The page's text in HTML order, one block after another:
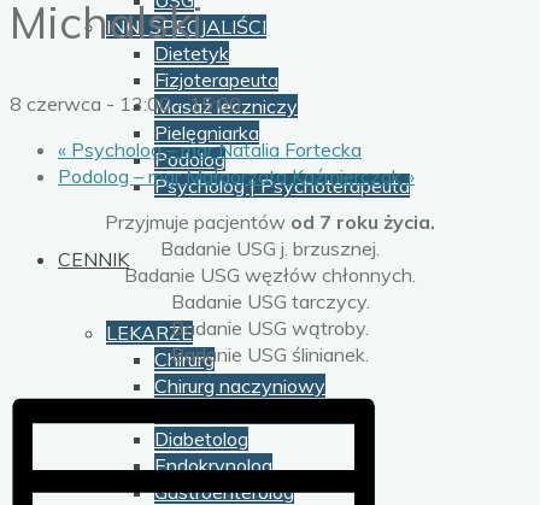
INNI SPECJALIŚCI
Dietetyk
Fizjoterapeuta
Masaż leczniczy
Pielęgniarka
Podolog
Psycholog | Psychoterapeuta
CENNIK
LEKARZE
Chirurg
Chirurg naczyniowy
Diabetolog
Endokrynolog
Gastroenterolog
Michalski
8 czerwca - 13:00-15:00
« Psycholog – mgr Natalia Fortecka
Podolog – mgr Małgorzata Kaźmierczak»
Przyjmuje pacjentów od 7 roku życia.
Badanie USG j. brzusznej.
Badanie USG węzłów chłonnych.
Badanie USG tarczycy.
Badanie USG wątroby.
Badanie USG ślinianek.